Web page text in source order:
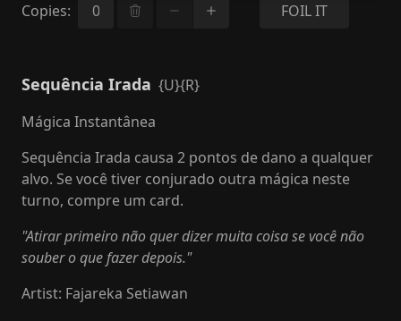
Copies: FOIL IT
Sequência Irada {U}{R}
Mágica Instantânea
Sequência Irada causa 2 pontos de dano a qualquer
alvo. Se você tiver conjurado outra mágica neste
turno, compre um card.
"Atirar primeiro não quer dizer muita coisa se você não
souber o que fazer depois."
Artist: Fajareka Setiawan